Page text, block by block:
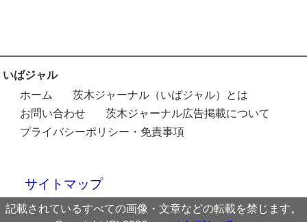
いばジャル
ホーム
茨木ジャーナル（いばジャル）とは
お問い合わせ
茨木ジャーナル広告掲載について
プライバシーポリシー・免責事項
サイトマップ
記載されているすべての画像・文章などの転載を禁じます。